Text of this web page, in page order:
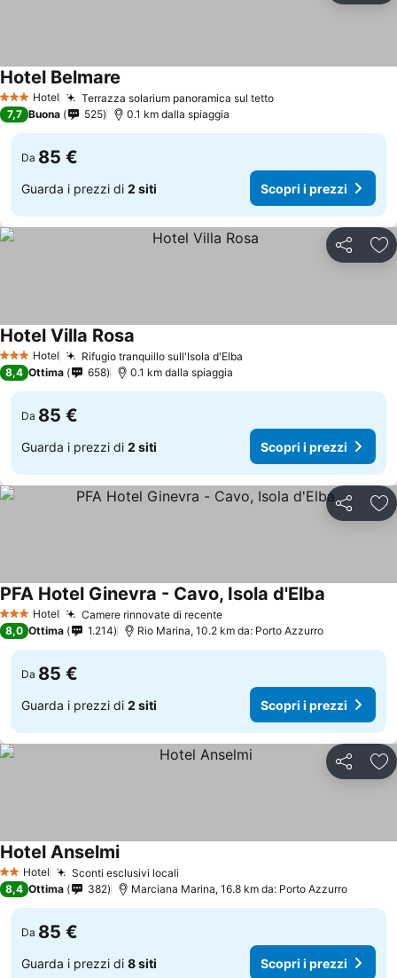
3 StelleHotel Terrazza solarium panoramica sul tetto
Hotel Belmare
7,7 Buona 525 0.1 km dalla spiaggia
Da 85 €
Guarda i prezzi di 2 siti Scopri i prezzi
Condividi
3 StelleHotel Rifugio tranquillo sull'Isola d'Elba
Hotel Villa Rosa
8,4 Ottima 658 0.1 km dalla spiaggia
Da 85 €
Guarda i prezzi di 2 siti Scopri i prezzi
Condividi
3 StelleHotel Camere rinnovate di recente
PFA Hotel Ginevra - Cavo, Isola d'Elba
8,0 Ottima 1.214 Rio Marina, 10.2 km da: Porto Azzurro
Da 85 €
Guarda i prezzi di 2 siti Scopri i prezzi
Condividi
2 StelleHotel Sconti esclusivi locali
Hotel Anselmi
8,4 Ottima 382 Marciana Marina, 16.8 km da: Porto Azzurro
Da 85 €
Guarda i prezzi di 8 siti Scopri i prezzi